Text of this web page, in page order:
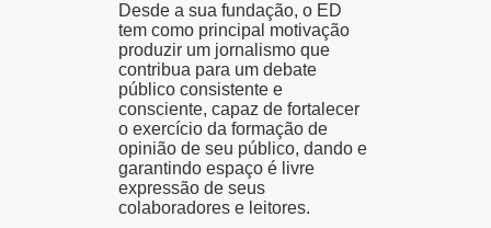
Desde a sua fundação, o ED
tem como principal motivação
produzir um jornalismo que
contribua para um debate
público consistente e
consciente, capaz de fortalecer
o exercício da formação de
opinião de seu público, dando e
garantindo espaço é livre
expressão de seus
colaboradores e leitores.